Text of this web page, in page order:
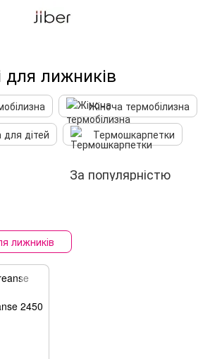
лижників
Жіноча термобілизна
для дітей
Термошкарпетки
За популярністю
лижників